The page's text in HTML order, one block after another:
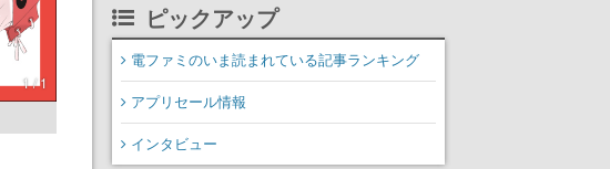
1 / 1
ん』など、毎日1作品が午
後3時と夜8時に2回放送
ピックアップ
電ファミのいま読まれている記事ランキング
アプリセール情報
インタビュー